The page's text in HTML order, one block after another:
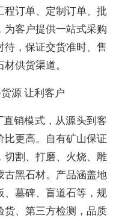
程订单、定制订单、批
客户提供一站式采购
，保证交货准时、售
供货渠道。
源 让利客户
销模式，从源头到客
比更高。自有矿山保证
切割、打磨、火烧、雕
古黑石材。产品涵盖地
、墓碑、盲道石等，规
货、第三方检测，品质